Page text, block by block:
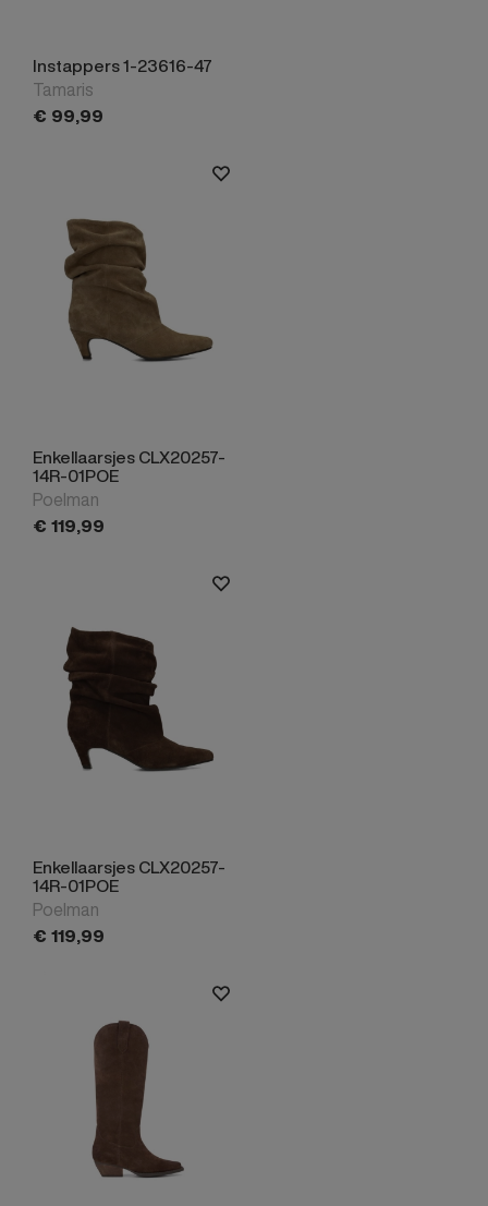
Instappers 1-23616-47
Tamaris
€ 99,99
Enkellaarsjes CLX20257-
14R-01POE
Poelman
€ 119,99
Enkellaarsjes CLX20257-
14R-01POE
Poelman
€ 119,99